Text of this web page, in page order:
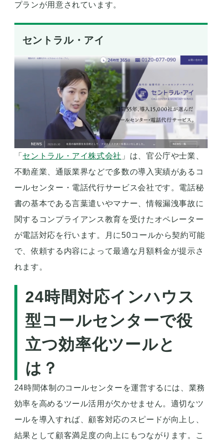
プランが用意されています。
セントラル・アイ
「 セントラル・アイ株式会社 」は、官公庁や士業、
不動産業、通販業界などで多数の導入実績があるコ
ールセンター・電話代行サービス会社です。電話秘
書の基本である言葉遣いやマナー、情報漏洩事故に
関するコンプライアンス教育を受けたオペレーター
が電話対応を行います。月に50コールから契約可能
で、依頼する内容によって最適な月額料金が提示さ
れます。
24時間対応インハウス
型コールセンターで役
立つ効率化ツールと
は？
24時間体制のコールセンターを運営するには、業務
効率を高めるツール活用が欠かせません。適切なツ
ールを導入すれば、顧客対応のスピードが向上し、
結果として顧客満足度の向上にもつながります。こ